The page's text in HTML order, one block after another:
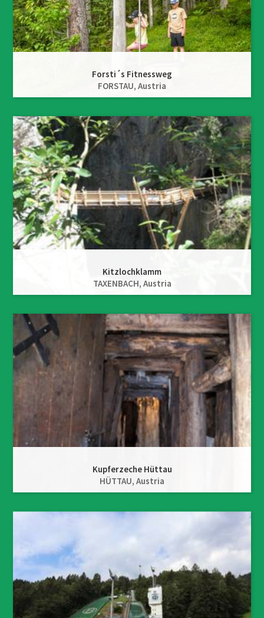
Forsti´s Fitnessweg
FORSTAU, Austria
Kitzlochklamm
TAXENBACH, Austria
Kupferzeche Hüttau
HÜTTAU, Austria